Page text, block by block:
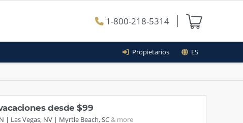
1-800-218-5314
Propietarios ES
desde $99
Las Vegas, NV Myrtle Beach, SC